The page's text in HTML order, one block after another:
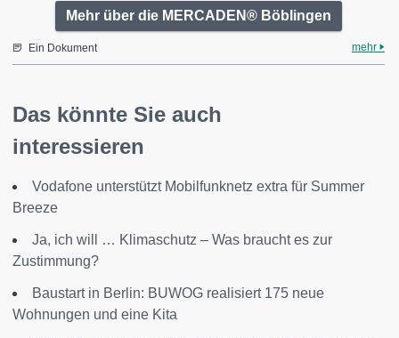
Mehr über die MERCADEN® Böblingen
Ein Dokument mehr
Das könnte Sie auch
interessieren
Vodafone unterstützt Mobilfunknetz extra für Summer
Breeze
Ja, ich will … Klimaschutz – Was braucht es zur
Zustimmung?
Baustart in Berlin: BUWOG realisiert 175 neue
Wohnungen und eine Kita